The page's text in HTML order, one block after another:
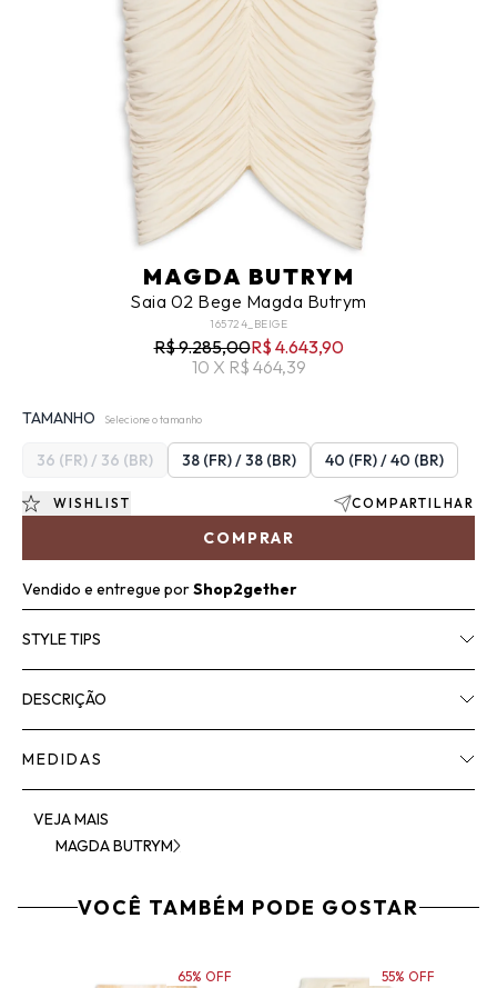
MAGDA BUTRYM
Saia 02 Bege Magda Butrym
165724_BEIGE
R$ 9.285,00R$ 4.643,90
10 X R$ 464,39
TAMANHO Selecione o tamanho
36 (FR) / 36 (BR) 38 (FR) / 38 (BR) 40 (FR) / 40 (BR)
COMPRAR
WISHLIST COMPARTILHAR
Vendido e entregue porShop2gether
STYLE TIPS
DESCRIÇÃO
MEDIDAS
VEJA MAIS
MAGDA BUTRYM
VOCÊ TAMBÉM PODE GOSTAR
65% OFF 55% OFF